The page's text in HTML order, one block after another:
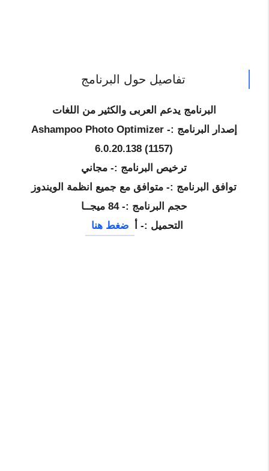
تفاصيل حول البرنامج
البرنامج يدعم العربى والكثير من اللغات
إصدار البرنامج :- Ashampoo Photo Optimizer
6.0.20.138 (1157)
ترخيص البرنامج :- مجاني
توافق البرنامج :- متوافق مع جميع انظمة الويندوز
حجم البرنامج :- 84 ميجــا
التحميل :- أ
ضغط هنا